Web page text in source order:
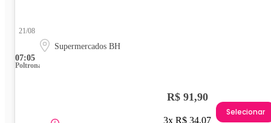
07:05
21/08
Supermercados BH
Poltrona
R$ 91,90
3x R$ 34,07
Selecionar